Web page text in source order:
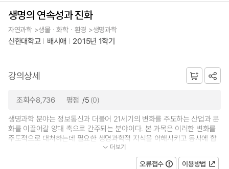
생명의 연속성과 진화
자연과학 >생물ㆍ화학ㆍ환경 >생명과학
신한대학교 배시애 2015년 1학기
강의상세
조회수8,736 평점 /5 (0)
생명과학 분야는 정보통신과 더불어 21세기의 변화를 주도하는 산업과 문
화를 이끌어갈 양대 축으로 간주되는 분야이다. 본 과목은 이러한 변화를
주도적으로 대처하는데 필요한 생명과학적 지식을 이해시키고 동시에 합
리적인 과학적 사고와 관점을 갖... 더보기
오류접수 이용방법